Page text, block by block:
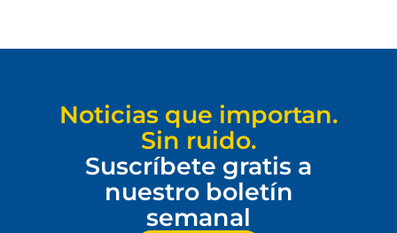
Noticias que importan.
Sin ruido.
Suscríbete gratis a
nuestro boletín
semanal